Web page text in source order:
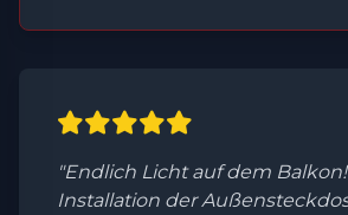
"Endlich Licht auf dem
Installation der